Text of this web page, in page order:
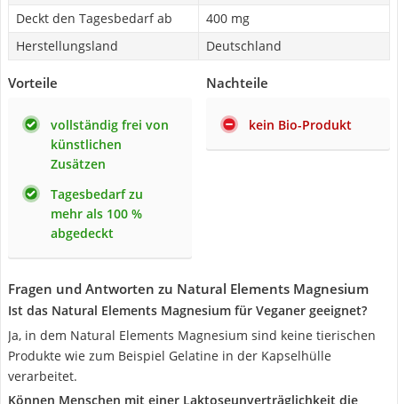
Deckt den Tagesbedarf ab
400 mg
Herstellungsland
Deutschland
Vorteile
vollständig frei von
künstlichen
Zusätzen
Tagesbedarf zu
mehr als 100 %
abgedeckt
Nachteile
kein Bio-Produkt
Fragen und Antworten zu Natural Elements Magnesium
Ist das Natural Elements Magnesium für Veganer geeignet?
Ja, in dem Natural Elements Magnesium sind keine tierischen
Produkte wie zum Beispiel Gelatine in der Kapselhülle
verarbeitet.
Können Menschen mit einer Laktoseunverträglichkeit die